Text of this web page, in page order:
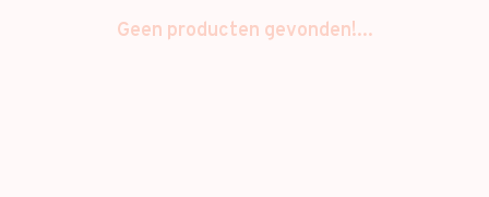
Geen producten gevonden!...